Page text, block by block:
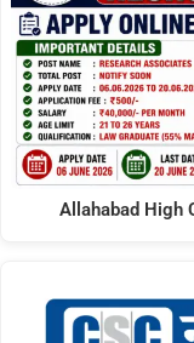
Allahabad High